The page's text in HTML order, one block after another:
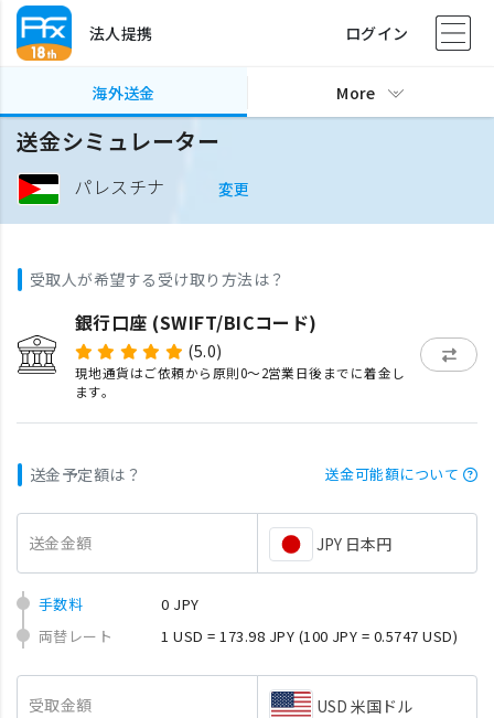
法人提携 ログイン
海外送金 More
送金シミュレーター
パレスチナ 変更
受取人が希望する受け取り方法は？
銀行口座 (SWIFT/BICコード)
(5.0)
現地通貨はご依頼から原則0〜2営業日後までに着金し
ます。
送金予定額は？ 送金可能額について
送金金額 JPY 日本円
手数料
0 JPY
両替レート
1 USD = 173.98 JPY (100 JPY = 0.5747 USD)
受取金額 USD 米国ドル